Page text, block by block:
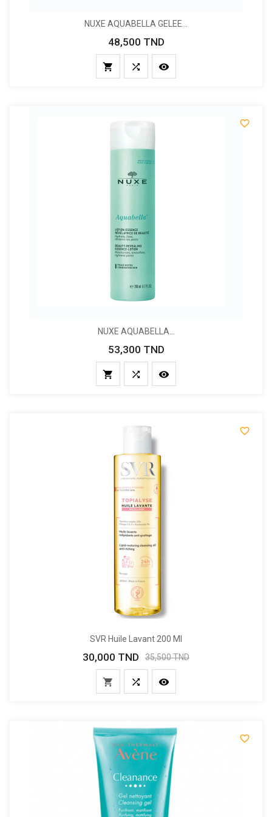
NUXE AQUABELLA GELEE...
Prix
48,500 TND
  

NUXE AQUABELLA...
Prix
53,300 TND
  

SVR Huile Lavant 200 Ml
Prix
30,000 TND
Prix
35,500 TND
  
